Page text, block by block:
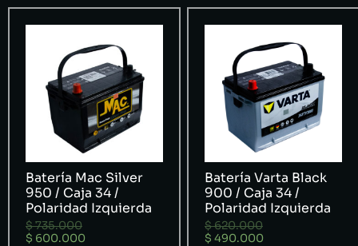
Batería Mac Silver
950 / Caja 34 /
Polaridad Izquierda
$735.000
$ 600.000
Batería Varta Black
900 / Caja 34 /
Polaridad Izquierda
$620.000
$ 490.000